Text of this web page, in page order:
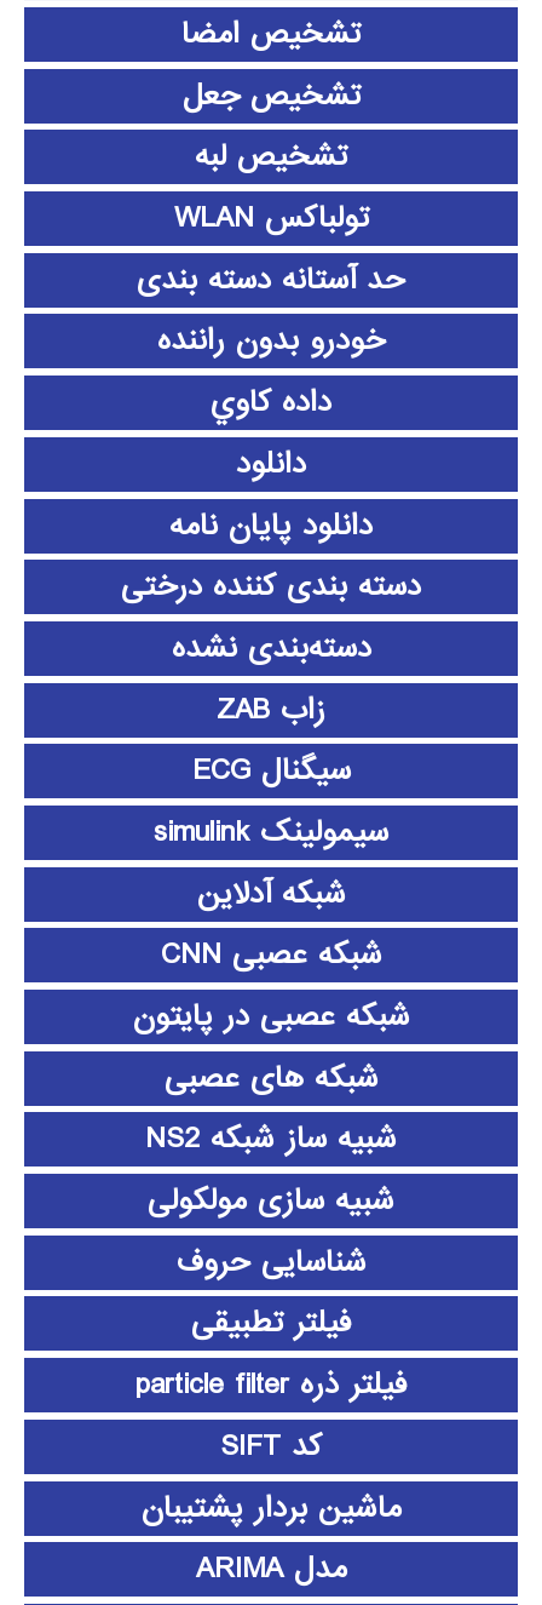
تشخیص امضا
تشخیص جعل
تشخیص لبه
تولباکس WLAN
حد آستانه دسته بندی
خودرو بدون راننده
داده كاوي
دانلود
دانلود پايان نامه
دسته بندی کننده درختی
دسته‌بندی نشده
زاب ZAB
سیگنال ECG
سیمولینک simulink
شبکه آدلاین
شبکه عصبی CNN
شبکه عصبی در پایتون
شبکه های عصبی
شبیه ساز شبکه NS2
شبیه سازی مولکولی
شناسایی حروف
فیلتر تطبیقی
فیلتر ذره particle filter
کد SIFT
ماشین بردار پشتیبان
مدل ARIMA